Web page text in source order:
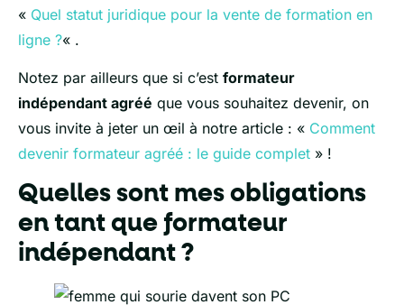
« Quel statut juridique pour la vente de formation en
ligne ?« .
Notez par ailleurs que si c’est formateur
indépendant agréé que vous souhaitez devenir, on
vous invite à jeter un œil à notre article : « Comment
devenir formateur agréé : le guide complet » !
Quelles sont mes obligations
en tant que formateur
indépendant ?